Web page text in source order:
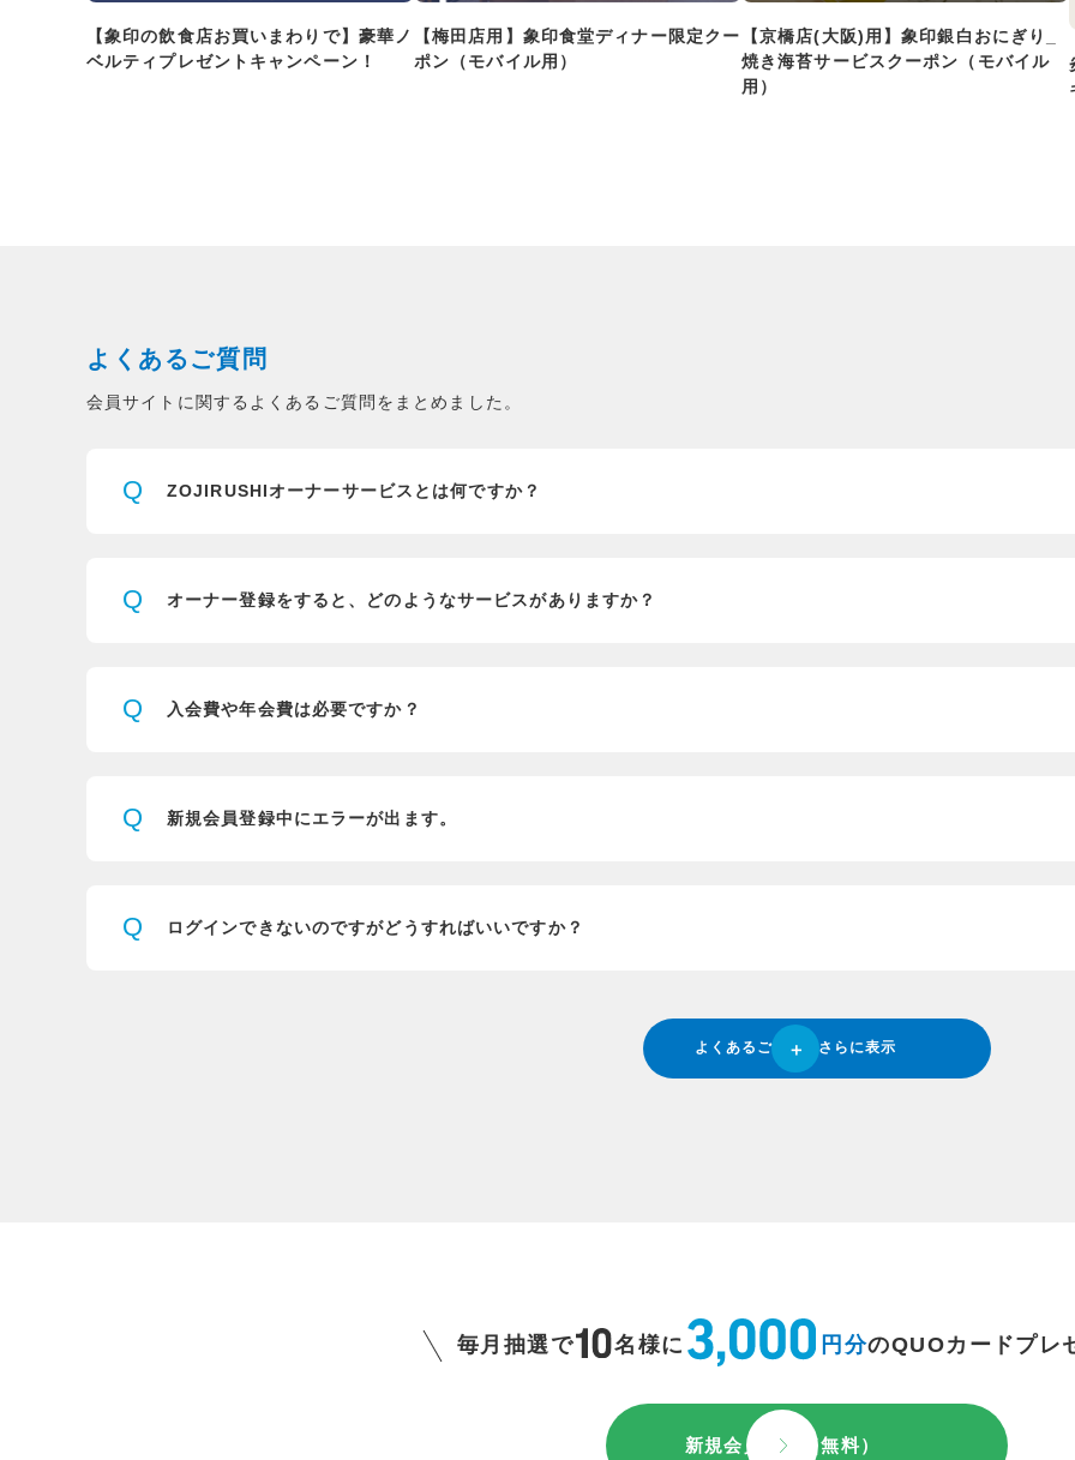
【象印の飲食店お買いまわりで】豪華ノ
ベルティプレゼントキャンペーン！
【梅田店用】象印食堂ディナー限定クー
ポン（モバイル用）
【京橋店(大阪)用】象印銀白おにぎり_
焼き海苔サービスクーポン（モバイル
用）
よくあるご質問
会員サイトに関するよくあるご質問をまとめました。
Q ZOJIRUSHIオーナーサービスとは何ですか？
Q オーナー登録をすると、 どのようなサービスがありますか？
Q 入会費や年会費は必要ですか？
Q 新規会員登録中にエラーが出ます。
Q ログインできないのですがどうすればいいですか？
よくあるご質問をさらに表示
毎月抽選で 名様に 円分のQUOカードプレ
新規会員登録（無料）